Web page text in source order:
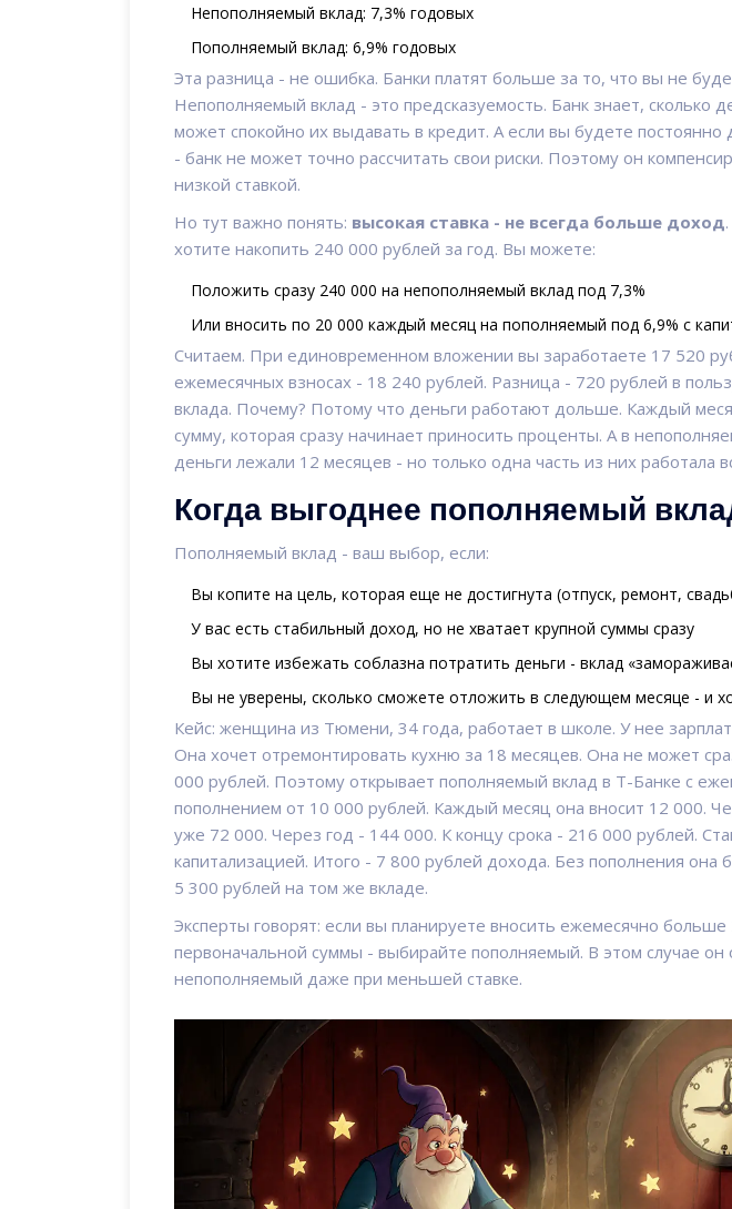
Непополняемый вклад: 7,3% годовых
Пополняемый вклад: 6,9% годовых
Эта разница - не ошибка. Банки платят больше за то, что вы не
Непополняемый вклад - это предсказуемость. Банк знает, сколько
может спокойно их выдавать в кредит. А если вы будете постоянно
- банк не может точно рассчитать свои риски. Поэтому он
низкой ставкой.
Но тут важно понять: высокая ставка - не всегда больше доход
хотите накопить 240 000 рублей за год. Вы можете:
Положить сразу 240 000 на непополняемый вклад под 7,3%
Или вносить по 20 000 каждый месяц на пополняемый под 6,9% с
Считаем. При единовременном вложении вы заработаете 17 520
ежемесячных взносах - 18 240 рублей. Разница - 720 рублей в
вклада. Почему? Потому что деньги работают дольше. Каждый
сумму, которая сразу начинает приносить проценты. А в
деньги лежали 12 месяцев - но только одна часть из них работала
Когда выгоднее пополняемый
Пополняемый вклад - ваш выбор, если:
Вы копите на цель, которая еще не достигнута (отпуск, ремонт,
У вас есть стабильный доход, но не хватает крупной суммы сразу
Вы хотите избежать соблазна потратить деньги - вклад
Вы не уверены, сколько сможете отложить в следующем месяце - и
Кейс: женщина из Тюмени, 34 года, работает в школе. У нее
Она хочет отремонтировать кухню за 18 месяцев. Она не может
000 рублей. Поэтому открывает пополняемый вклад в Т-Банке с
пополнением от 10 000 рублей. Каждый месяц она вносит 12 000.
уже 72 000. Через год - 144 000. К концу срока - 216 000 рублей.
капитализацией. Итого - 7 800 рублей дохода. Без пополнения она
5 300 рублей на том же вкладе.
Эксперты говорят: если вы планируете вносить ежемесячно больше
первоначальной суммы - выбирайте пополняемый. В этом случае он
непополняемый даже при меньшей ставке.